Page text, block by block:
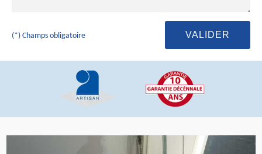
(*) Champs obligatoire